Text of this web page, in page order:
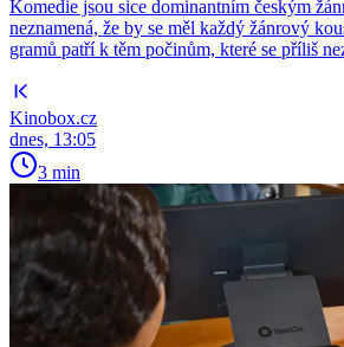
Komedie jsou sice dominantním českým
neznamená, že by se měl každý žánrový
gramů patří k těm počinům, které se příliš
Kinobox.cz
dnes, 13:05
3 min